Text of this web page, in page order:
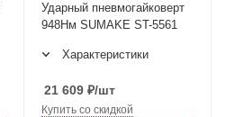
Ударный пневмогайковерт
948Нм SUMAKE ST-5561
Характеристики
21 609 ₽/шт
Купить со скидкой